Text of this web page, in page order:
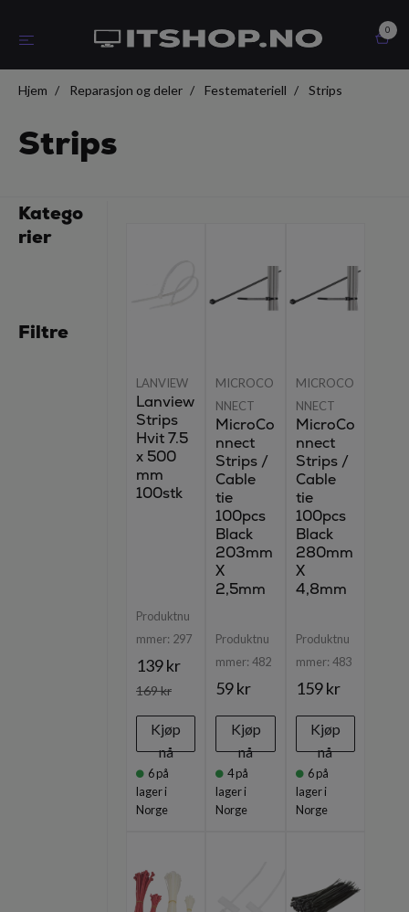
0
Hjem Reparasjon og deler Festemateriell Strips
Strips
Katego
rier
Filtre
LANVIEW
Lanview
Strips
Hvit 7.5
x 500
mm
100stk
Produktnu
mmer: 297
139 kr
169 kr
Kjøp
nå
6på
lager i
Norge
MICROCO
NNECT
MicroCo
nnect
Strips /
Cable
tie
100pcs
Black
203mm
X
2,5mm
Produktnu
mmer: 482
59 kr
Kjøp
nå
4på
lager i
Norge
MICROCO
NNECT
MicroCo
nnect
Strips /
Cable
tie
100pcs
Black
280mm
X
4,8mm
Produktnu
mmer: 483
159 kr
Kjøp
nå
6 på
lager i
Norge